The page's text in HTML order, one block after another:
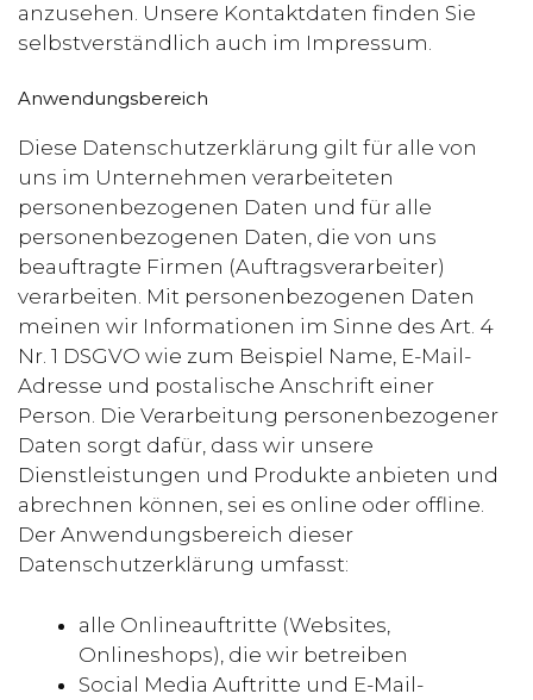
anzusehen. Unsere Kontaktdaten finden Sie
selbstverständlich auch im Impressum.
Anwendungsbereich
Diese Datenschutzerklärung gilt für alle von
uns im Unternehmen verarbeiteten
personenbezogenen Daten und für alle
personenbezogenen Daten, die von uns
beauftragte Firmen (Auftragsverarbeiter)
verarbeiten. Mit personenbezogenen Daten
meinen wir Informationen im Sinne des Art. 4
Nr. 1 DSGVO wie zum Beispiel Name, E-Mail-
Adresse und postalische Anschrift einer
Person. Die Verarbeitung personenbezogener
Daten sorgt dafür, dass wir unsere
Dienstleistungen und Produkte anbieten und
abrechnen können, sei es online oder offline.
Der Anwendungsbereich dieser
Datenschutzerklärung umfasst:
alle Onlineauftritte (Websites,
Onlineshops), die wir betreiben
Social Media Auftritte und E-Mail-